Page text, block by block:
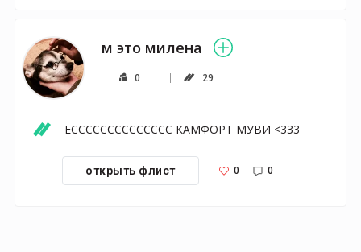
м это милена
0 29
ЕСССССССССССССС КАМФОРТ МУВИ <333
открыть флист 0 0